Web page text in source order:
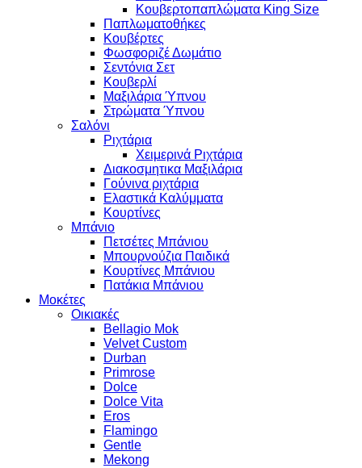
Κουβερτοπαπλώματα King Size
Παπλωματοθήκες
Κουβέρτες
Φωσφοριζέ Δωμάτιο
Σεντόνια Σετ
Κουβερλί
Μαξιλάρια Ύπνου
Στρώματα Ύπνου
Σαλόνι
Ριχτάρια
Χειμερινά Ριχτάρια
Διακοσμητικα Μαξιλάρια
Γούνινα ριχτάρια
Ελαστικά Καλύμματα
Κουρτίνες
Μπάνιο
Πετσέτες Μπάνιου
Μπουρνούζια Παιδικά
Κουρτίνες Μπάνιου
Πατάκια Μπάνιου
Μοκέτες
Οικιακές
Bellagio Mok
Velvet Custom
Durban
Primrose
Dolce
Dolce Vita
Eros
Flamingo
Gentle
Mekong